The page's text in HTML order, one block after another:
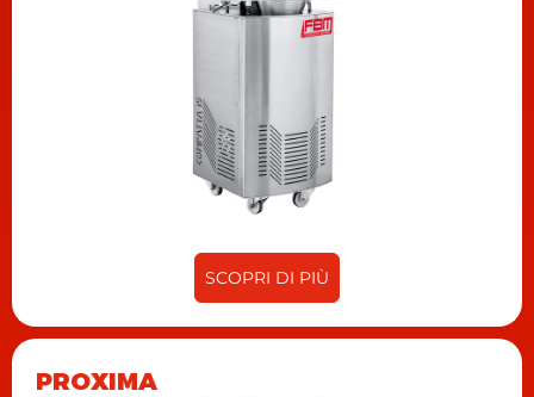
SCOPRI DI PIÙ
PROXIMA